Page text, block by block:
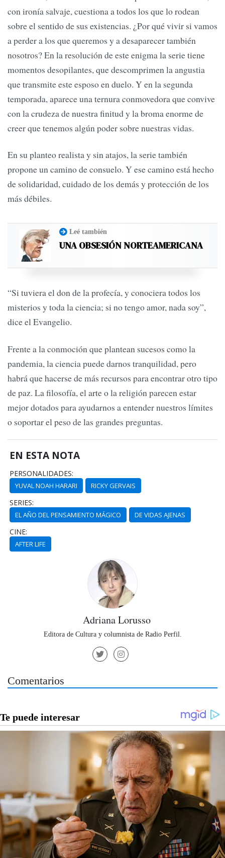
con ironía salvaje, cuestiona a todos los que lo rodean
sobre el sentido de sus existencias. ¿Por qué vivir si vamos
a perder a los que queremos y a desaparecer también
nosotros? En la resolución de este enigma la serie tiene
momentos desopilantes, que descomprimen la angustia
que transmite este esposo en duelo. Y en la segunda
temporada, aparece una ternura conmovedora que convive
con la crudeza de nuestra finitud y la broma enorme de
creer que tenemos algún poder sobre nuestras vidas.
En su planteo realista y sin atajos, la serie también
propone un camino de consuelo. Y ese camino está hecho
de solidaridad, cuidado de los demás y protección de los
más débiles.
Leé también
UNA OBSESIÓN NORTEAMERICANA
“Si tuviera el don de la profecía, y conociera todos los
misterios y toda la ciencia; si no tengo amor, nada soy”,
dice el Evangelio.
Frente a la conmoción que plantean sucesos como la
pandemia, la ciencia puede darnos tranquilidad, pero
habrá que hacerse de más recursos para encontrar otro tipo
de paz. La filosofía, el arte o la religión parecen estar
mejor dotados para ayudarnos a entender nuestros límites
o soportar el peso de las grandes preguntas.
EN ESTA NOTA
PERSONALIDADES:
YUVAL NOAH HARARI RICKY GERVAIS
SERIES:
EL AÑO DEL PENSAMIENTO MÁGICO DE VIDAS AJENAS
CINE:
AFTER LIFE
Adriana Lorusso
Editora de Cultura y columnista de Radio Perfil.
Comentarios